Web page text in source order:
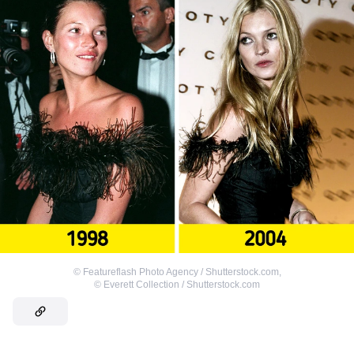
© Featureflash Photo Agency / Shutterstock.com
© Everett Collection / Shutterstock.com